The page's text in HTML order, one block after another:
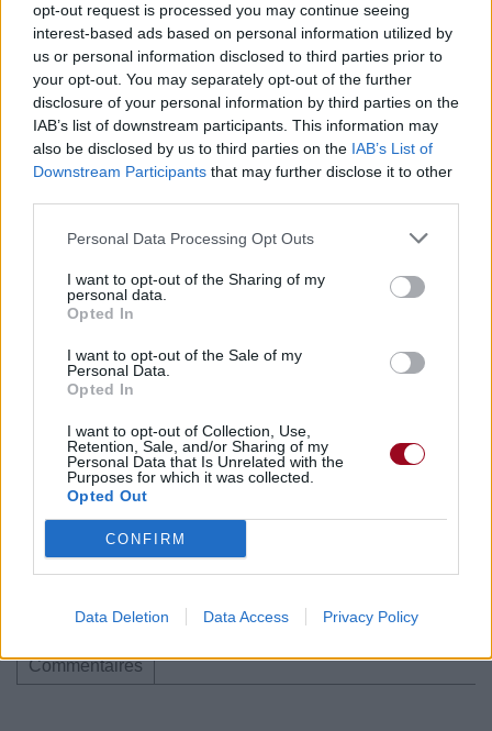
opt-out request is processed you may continue seeing
interest-based ads based on personal information utilized by
us or personal information disclosed to third parties prior to
your opt-out. You may separately opt-out of the further
disclosure of your personal information by third parties on the
IAB’s list of downstream participants. This information may
also be disclosed by us to third parties on the IAB’s List of
Downstream Participants that may further disclose it to other
Personal Data Processing Opt Outs
I want to opt-out of the Sharing of my
personal data.
Opted In
I want to opt-out of the Sale of my
Personal Data.
Opted In
I want to opt-out of Collection, Use,
Retention, Sale, and/or Sharing of my
Personal Data that Is Unrelated with the
Purposes for which it was collected.
Opted Out
CONFIRM
Data Deletion Data Access Privacy Policy
Publié par⸄𖣐•jεllψŦiᏕh•𖣐⸅ 5300 2
2018 à 9h41.
Chanteurs :
Albums : Pray (Empty Gun) [Single]
Paroles + Traduction Téléchargement
Vidéos
Commentaires